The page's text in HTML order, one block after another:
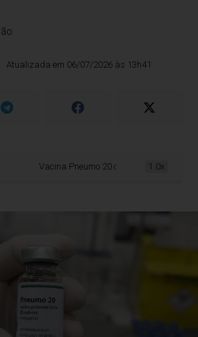
Atualizada em 06/07/2026 às 13h41
Vacina Pneumo 20 chega às Unidades de
1.0x